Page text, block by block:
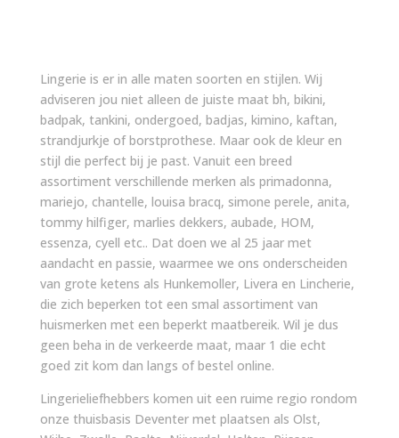
Lingerie is er in alle maten soorten en stijlen. Wij
adviseren jou niet alleen de juiste maat bh, bikini,
badpak, tankini, ondergoed, badjas, kimino, kaftan,
strandjurkje of borstprothese. Maar ook de kleur en
stijl die perfect bij je past. Vanuit een breed
assortiment verschillende merken als primadonna,
mariejo, chantelle, louisa bracq, simone perele, anita,
tommy hilfiger, marlies dekkers, aubade, HOM,
essenza, cyell etc.. Dat doen we al 25 jaar met
aandacht en passie, waarmee we ons onderscheiden
van grote ketens als Hunkemoller, Livera en Lincherie,
die zich beperken tot een smal assortiment van
huismerken met een beperkt maatbereik. Wil je dus
geen beha in de verkeerde maat, maar 1 die echt
goed zit kom dan langs of bestel online.
Lingerieliefhebbers komen uit een ruime regio rondom
onze thuisbasis Deventer met plaatsen als Olst,